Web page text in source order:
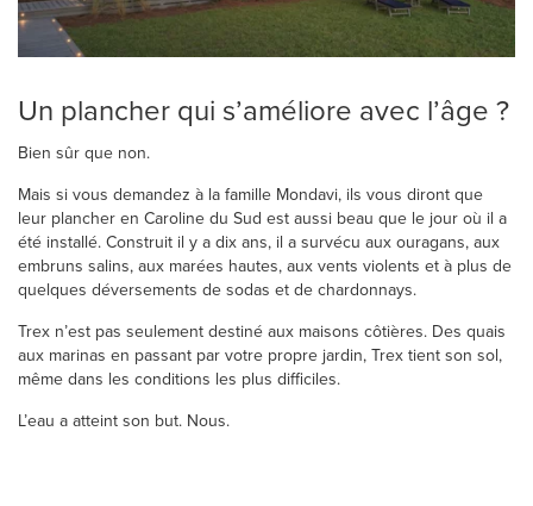
Un plancher qui s’améliore avec l’âge ?
Bien sûr que non.
Mais si vous demandez à la famille Mondavi, ils vous diront que
leur plancher en Caroline du Sud est aussi beau que le jour où il a
été installé. Construit il y a dix ans, il a survécu aux ouragans, aux
embruns salins, aux marées hautes, aux vents violents et à plus de
quelques déversements de sodas et de chardonnays.
Trex n’est pas seulement destiné aux maisons côtières. Des quais
aux marinas en passant par votre propre jardin, Trex tient son sol,
même dans les conditions les plus difficiles.
L’eau a atteint son but. Nous.